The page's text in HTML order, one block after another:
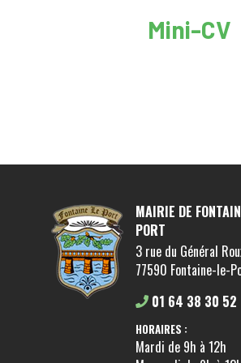
Mini-CV
MAIRIE DE
PORT
3 rue du Général
77590 Fontaine-le-
01 64 38 30 52
HORAIRES :
Mardi de 9h à 12h